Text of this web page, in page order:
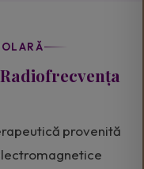
provenită